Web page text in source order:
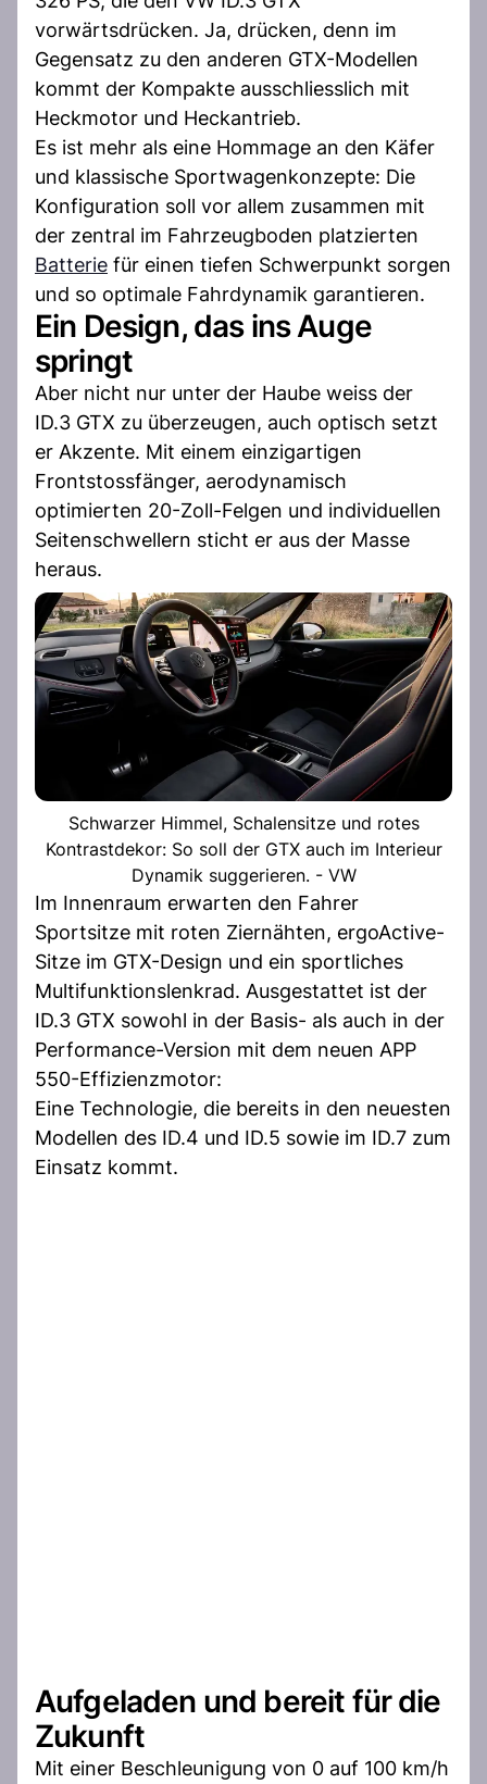
vorwärtsdrücken. Ja, drücken, denn im
Gegensatz zu den anderen GTX-Modellen
kommt der Kompakte ausschliesslich mit
Heckmotor und Heckantrieb.
Es ist mehr als eine Hommage an den Käfer
und klassische Sportwagenkonzepte: Die
Konfiguration soll vor allem zusammen mit
der zentral im Fahrzeugboden platzierten
Batterie für einen tiefen Schwerpunkt sorgen
und so optimale Fahrdynamik garantieren.
Ein Design, das ins Auge
springt
Aber nicht nur unter der Haube weiss der
ID.3 GTX zu überzeugen, auch optisch setzt
er Akzente. Mit einem einzigartigen
Frontstossfänger, aerodynamisch
optimierten 20-Zoll-Felgen und individuellen
Seitenschwellern sticht er aus der Masse
heraus.
Schwarzer Himmel, Schalensitze und rotes
Kontrastdekor: So soll der GTX auch im Interieur
Dynamik suggerieren. - VW
Im Innenraum erwarten den Fahrer
Sportsitze mit roten Ziernähten, ergoActive-
Sitze im GTX-Design und ein sportliches
Multifunktionslenkrad. Ausgestattet ist der
ID.3 GTX sowohl in der Basis- als auch in der
Performance-Version mit dem neuen APP
550-Effizienzmotor:
Eine Technologie, die bereits in den neuesten
Modellen des ID.4 und ID.5 sowie im ID.7 zum
Einsatz kommt.
Aufgeladen und bereit für die
Zukunft
Mit einer Beschleunigung von 0 auf 100 km/h